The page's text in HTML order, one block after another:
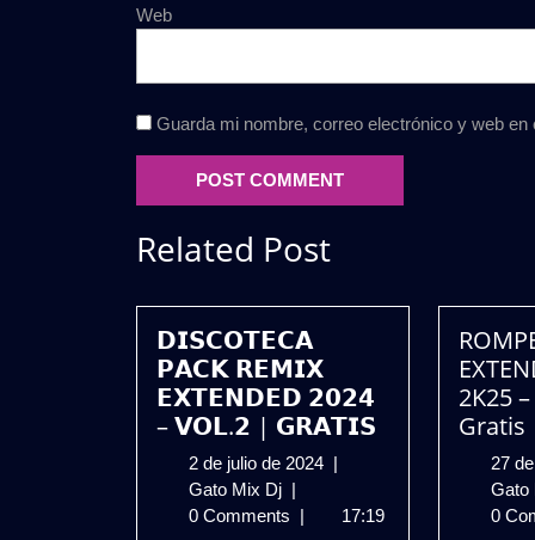
Web
Guarda mi nombre, correo electrónico y web
Related Post
𝗗𝗜𝗦𝗖𝗢𝗧𝗘𝗖𝗔
𝗣𝗔𝗖𝗞 𝗥𝗘𝗠𝗜𝗫
𝗘𝗫𝗧𝗘𝗡𝗗𝗘𝗗 𝟮𝟬𝟮𝟰
– 𝗩𝗢𝗟.𝟮 | 𝗚𝗥𝗔𝗧𝗜𝗦
2 de julio de 2024 2
julio
|
Gato Mix Dj 𝗗𝗜𝗦𝗖𝗢𝗧𝗘𝗖𝗔
𝗣𝗔𝗖𝗞
|
0 Comments | 17:19
2K25
Gratis
27
Gato
0